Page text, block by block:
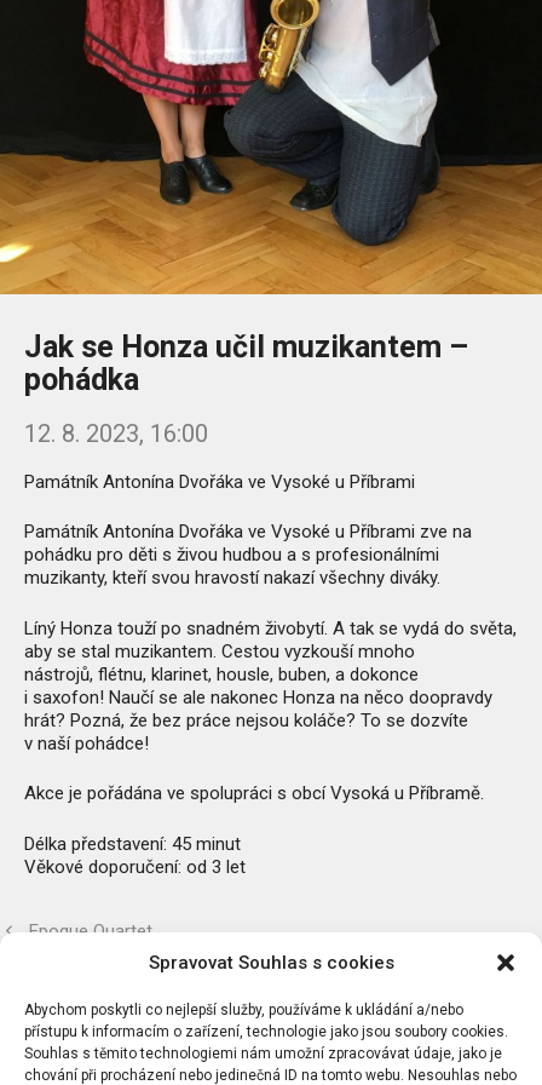
Spravovat Souhlas s cookies
Abychom poskytli co nejlepší služby, používáme k ukládání a/nebo
přístupu k informacím o zařízení, technologie jako jsou soubory cookies.
Souhlas s těmito technologiemi nám umožní zpracovávat údaje, jako je
chování při procházení nebo jedinečná ID na tomto webu. Nesouhlas nebo
Jak se Honza učil muzikantem –
pohádka
12. 8. 2023, 16:00
Památník Antonína Dvořáka ve Vysoké u Příbrami
Památník Antonína Dvořáka ve Vysoké u Příbrami zve na
pohádku pro děti s živou hudbou a s profesionálními
muzikanty, kteří svou hravostí nakazí všechny diváky.
Líný Honza touží po snadném živobytí. A tak se vydá do světa,
aby se stal muzikantem. Cestou vyzkouší mnoho
nástrojů, flétnu, klarinet, housle, buben, a dokonce
i saxofon! Naučí se ale nakonec Honza na něco doopravdy
hrát? Pozná, že bez práce nejsou koláče? To se dozvíte
v naší pohádce!
Akce je pořádána ve spolupráci s obcí Vysoká u Příbramě.
Délka představení: 45 minut
Věkové doporučení: od 3 let
Epoque Quartet
Letní odpoledne s obcí